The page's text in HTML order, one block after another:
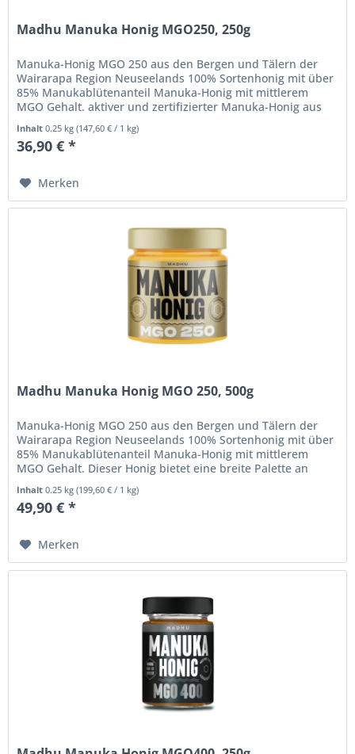
Madhu Manuka Honig MGO250, 250g
Manuka-Honig MGO 250 aus den Bergen und Tälern der
Wairarapa Region Neuseelands 100% Sortenhonig mit über
85% Manukablütenanteil Manuka-Honig mit mittlerem
MGO Gehalt. aktiver und zertifizierter Manuka-Honig aus
Inhalt0.25 kg(147,60 € / 1 kg)
36,90 € *
Merken
Madhu Manuka Honig MGO 250, 500g
Manuka-Honig MGO 250 aus den Bergen und Tälern der
Wairarapa Region Neuseelands 100% Sortenhonig mit über
85% Manukablütenanteil Manuka-Honig mit mittlerem
MGO Gehalt. Dieser Honig bietet eine breite Palette an
Inhalt0.25 kg(199,60 € / 1 kg)
49,90 € *
Merken